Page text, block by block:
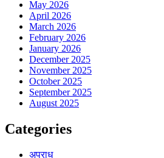
May 2026
April 2026
March 2026
February 2026
January 2026
December 2025
November 2025
October 2025
September 2025
August 2025
Categories
अपराध